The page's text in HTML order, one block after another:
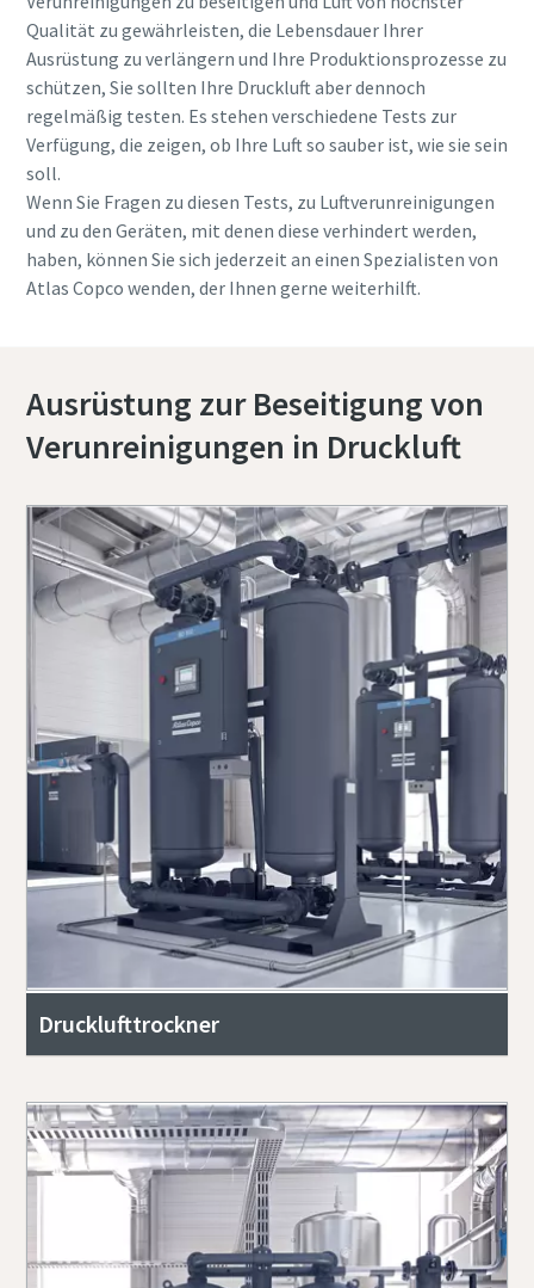
Qualität zu gewährleisten, die Lebensdauer Ihrer
Ausrüstung zu verlängern und Ihre Produktionsprozesse zu
schützen, Sie sollten Ihre Druckluft aber dennoch
regelmäßig testen. Es stehen verschiedene Tests zur
Verfügung, die zeigen, ob Ihre Luft so sauber ist, wie sie sein
soll.
Wenn Sie Fragen zu diesen Tests, zu Luftverunreinigungen
und zu den Geräten, mit denen diese verhindert werden,
haben, können Sie sich jederzeit an einen Spezialisten von
Atlas Copco wenden, der Ihnen gerne weiterhilft.
Ausrüstung zur Beseitigung von
Verunreinigungen in Druckluft
Drucklufttrockner